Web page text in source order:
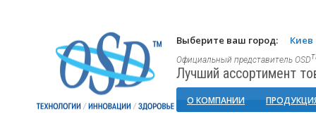
Выберите ваш город: Киев
Официальный представитель OSD
Лучший ассортимент
О КОМПАНИИ